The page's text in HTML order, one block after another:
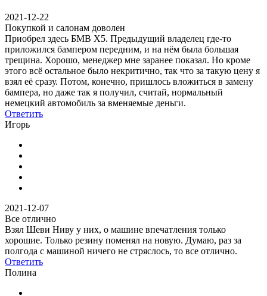
2021-12-22
Покупкой и салонам доволен
Приобрел здесь БМВ X5. Предыдущий владелец где-то
приложился бампером передним, и на нём была большая
трещина. Хорошо, менеджер мне заранее показал. Но кроме
этого всё остальное было некритично, так что за такую цену я
взял её сразу. Потом, конечно, пришлось вложиться в замену
бампера, но даже так я получил, считай, нормальный
немецкий автомобиль за вменяемые деньги.
Ответить
Игорь
2021-12-07
Все отлично
Взял Шеви Ниву у них, о машине впечатления только
хорошие. Только резину поменял на новую. Думаю, раз за
полгода с машиной ничего не стряслось, то все отлично.
Ответить
Полина